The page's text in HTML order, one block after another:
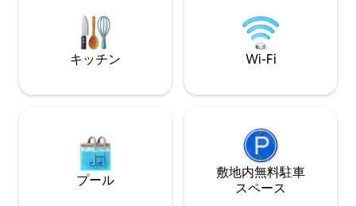
テック・シティ、空港の近くという便利
なロケーションで、快適さ、ラグジュア
リー、アクセスの良さが完璧に組み合わ
さっています。
キッチン Wi-Fi
プール
敷地内無料駐⁠車
ス⁠ペ⁠ー⁠ス